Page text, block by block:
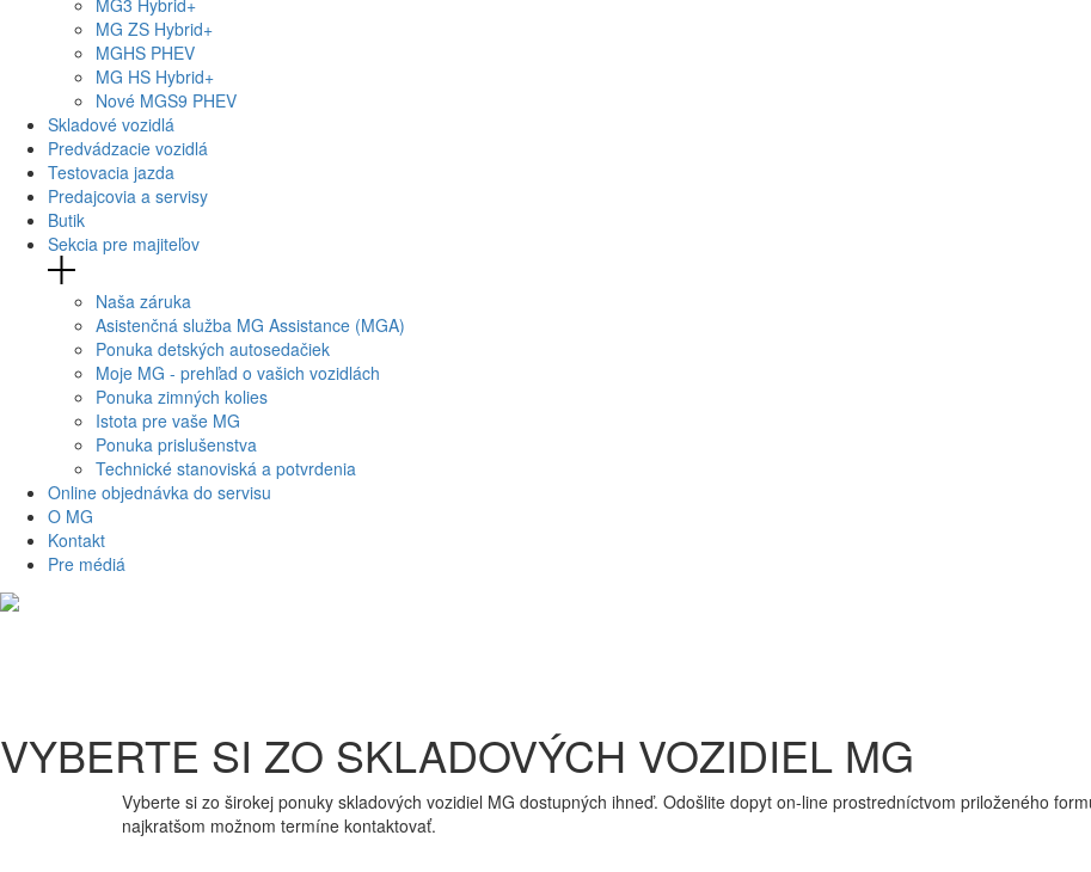
MG ZS Hybrid+
MGHS PHEV
MG HS Hybrid+
Nové MGS9 PHEV
Skladové vozidlá
Predvádzacie vozidlá
Testovacia jazda
Predajcovia a servisy
Butik
Sekcia pre majiteľov
Naša záruka
Asistenčná služba MG Assistance (MGA)
Ponuka detských autosedačiek
Moje MG - prehľad o vašich vozidlách
Ponuka zimných kolies
Istota pre vaše MG
Ponuka prislušenstva
Technické stanoviská a potvrdenia
Online objednávka do servisu
O MG
Kontakt
Pre médiá
VYBERTE SI ZO SKLADOVÝCH VOZIDIEL MG
Vyberte si zo širokej ponuky skladových vozidiel MG dostupných ihneď. Odošlite dopyt on-line prostredníctvom priloženého
najkratšom možnom termíne kontaktovať.